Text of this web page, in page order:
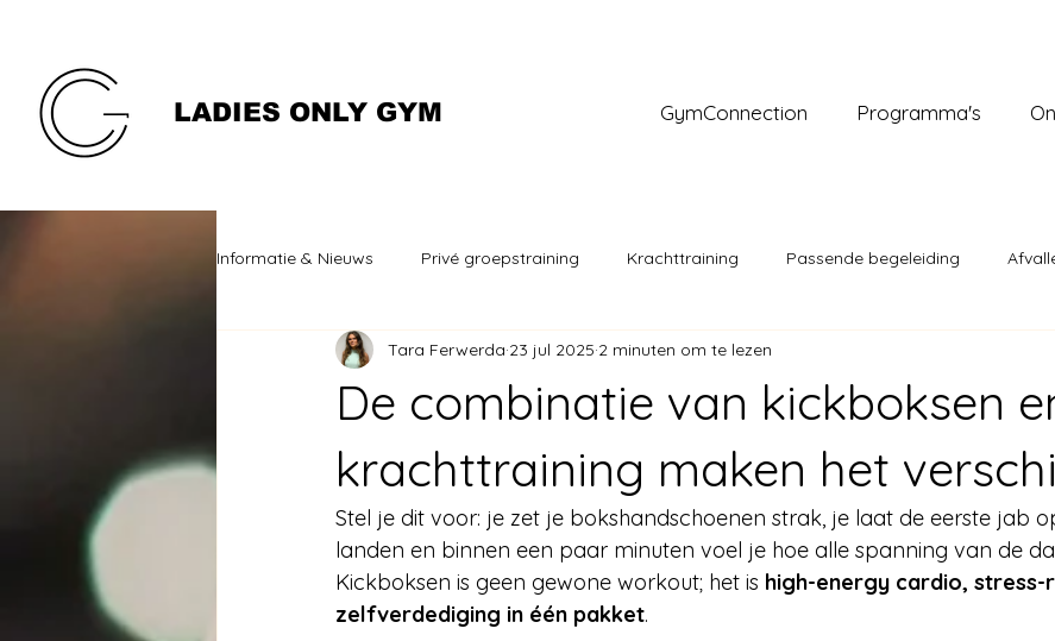
LADIES ONLY GYM GymConnection Programma's
Informatie & Nieuws Privé groepstraining Krachttraining Passende begeleiding
Intuitiëf eten Gezonder leven Bewust leven Voeding en afvallen
Kickboksen voor vrouwen Rustig worden
Bewegen voor 65+
De combinatie van kickboksen
krachttraining maken het
Tara Ferwerda 23 jul 2025 2 minuten om te lezen
Stel je dit voor: je zet je bokshandschoenen strak, je laat de eerste jab
landen en binnen een paar minuten voel je hoe alle spanning van de
Kickboksen is geen gewone workout; het is high-energy cardio, stress-
zelfverdediging in één pakket.